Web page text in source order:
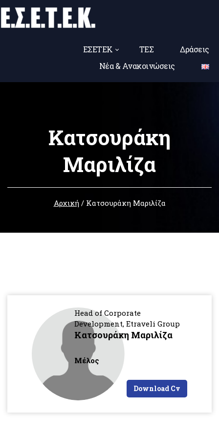
ΕΣΕΤΕΚ ΤΕΣ
Δράσεις
Νέα & Ανακοινώσεις
Κατσουράκη
Μαριλίζα
Αρχική/ Κατσουράκη Μαριλίζα
Head of Corporate
Development, Etraveli Group
Κατσουράκη Μαριλίζα
Μέλος
Download Cv